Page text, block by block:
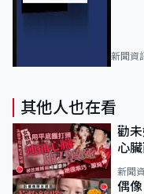
新聞資
其他人也在看
勸
心
新聞
偶